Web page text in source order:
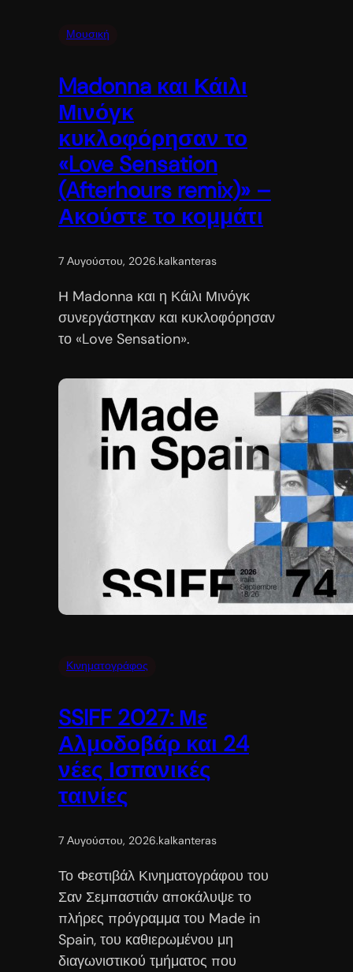
Μουσική
Madonna και Κάιλι
Μινόγκ
κυκλοφόρησαν το
«Love Sensation
(Afterhours remix)» –
Ακούστε το κομμάτι
7 Αυγούστου, 2026.kalkanteras
Η Madonna και η Κάιλι Μινόγκ
συνεργάστηκαν και κυκλοφόρησαν
το «Love Sensation».
Κινηματογράφος
SSIFF 2027: Με
Αλμοδοβάρ και 24
νέες Ισπανικές
ταινίες
7 Αυγούστου, 2026.kalkanteras
Το Φεστιβάλ Κινηματογράφου του
Σαν Σεμπαστιάν αποκάλυψε το
πλήρες πρόγραμμα του Made in
Spain, του καθιερωμένου μη
διαγωνιστικού τμήματος που